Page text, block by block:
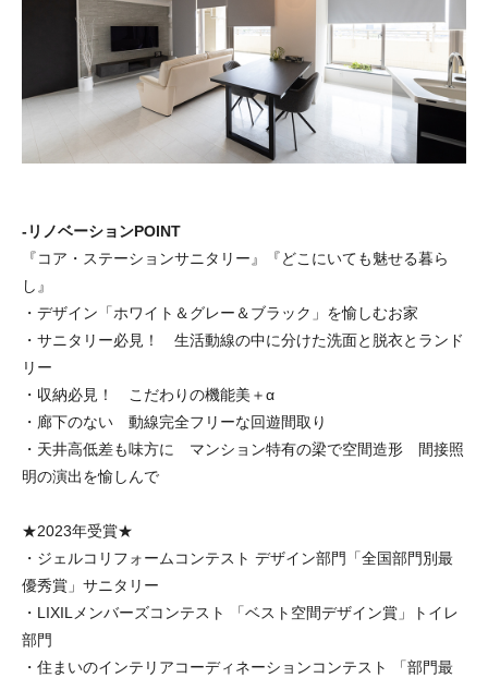
-リノベーションPOINT
『コア・ステーションサニタリー』『どこにいても魅せる暮ら
し』
・デザイン「ホワイト＆グレー＆ブラック」を愉しむお家
・サニタリー必見！ 生活動線の中に分けた洗面と脱衣とランド
リー
・収納必見！ こだわりの機能美＋α
・廊下のない 動線完全フリーな回遊間取り
・天井高低差も味方に マンション特有の梁で空間造形 間接照
明の演出を愉しんで
★2023年受賞★
・ジェルコリフォームコンテスト デザイン部門「全国部門別最
優秀賞」サニタリー
・LIXILメンバーズコンテスト 「ベスト空間デザイン賞」トイレ
部門
・住まいのインテリアコーディネーションコンテスト 「部門最